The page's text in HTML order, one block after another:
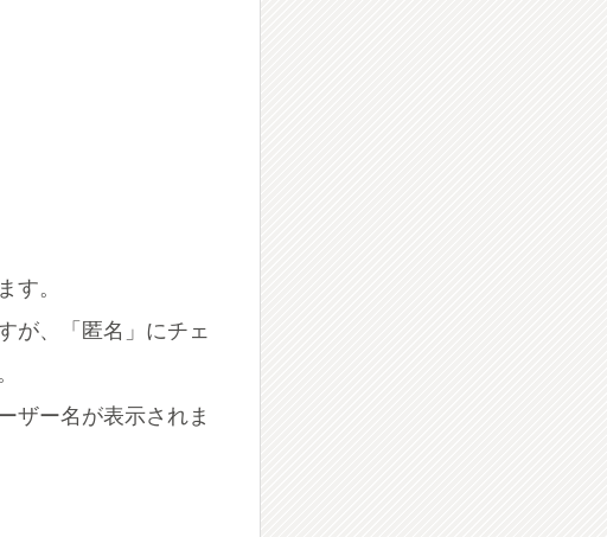
す。
が、「匿名」にチェ
ザー名が表示されま